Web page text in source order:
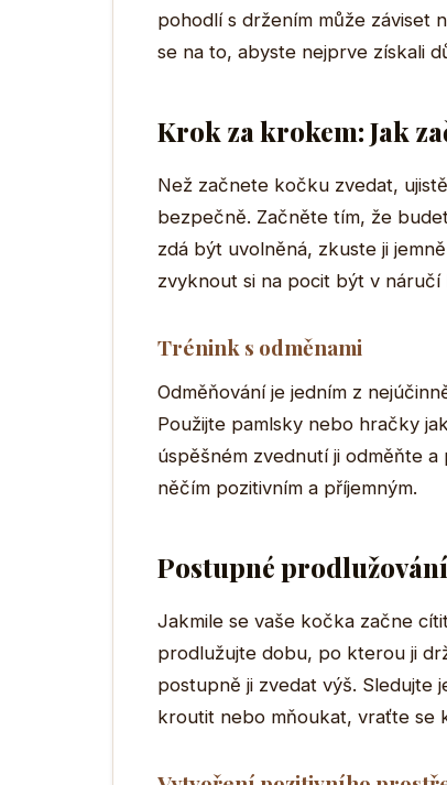
pohodlí s držením může záviset
se na to, abyste nejprve získali
Krok za krokem: Jak
Než začnete kočku zvedat,
bezpečně. Začněte tím, že
zdá být uvolněná, zkuste ji
zvyknout si na pocit být v
Trénink s odměnami
Odměňování je jedním z
Použijte pamlsky nebo hračky
úspěšném zvednutí ji odměňte
něčím pozitivním a příjemným.
Postupné
Jakmile se vaše kočka začne
prodlužujte dobu, po kterou ji
postupně ji zvedat výš. Sledujte
kroutit nebo mňoukat, vraťte se